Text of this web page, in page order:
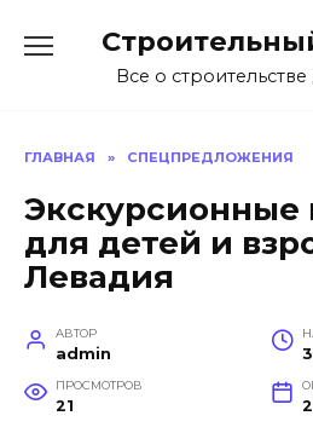
содержаниюВсе о
ГЛАВНАЯ » СПЕЦПРЕДЛОЖЕНИЯ
для детей и
Левадия
АВТОР
admin
ПРОСМОТРОВ
21